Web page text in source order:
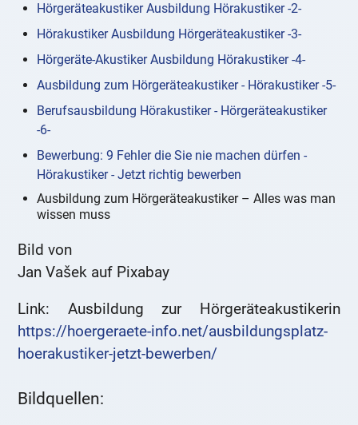
Hörgeräteakustiker Ausbildung Hörakustiker -2-
Hörakustiker Ausbildung Hörgeräteakustiker -3-
Hörgeräte-Akustiker Ausbildung Hörakustiker -4-
Ausbildung zum Hörgeräteakustiker - Hörakustiker -5-
Berufsausbildung Hörakustiker - Hörgeräteakustiker
-6-
Bewerbung: 9 Fehler die Sie nie machen dürfen -
Hörakustiker - Jetzt richtig bewerben
Ausbildung zum Hörgeräteakustiker – Alles was man
wissen muss
Bild von
Jan Vašek auf Pixabay
Link: Ausbildung zur Hörgeräteakustikerin
https://hoergeraete-info.net/ausbildungsplatz-
hoerakustiker-jetzt-bewerben/
Bildquellen: